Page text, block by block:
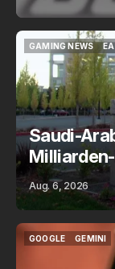
GAMING NEWS
GAMING NEWS
EA
EA
Saudi-
Aug. 6, 2026
GOOGLE
GEMINI